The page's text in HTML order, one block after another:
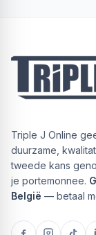
Triple J Online
duurzame,
tweede kans
je portemonnee.
België — betaal